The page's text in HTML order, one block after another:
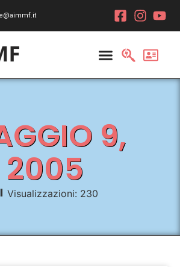
9,
2005
Visualizzazioni: 230